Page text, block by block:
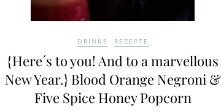
DRINKS REZEPTE
{Here´s to you! And to a marvellous
New Year.} Blood Orange Negroni &
Five Spice Honey Popcorn